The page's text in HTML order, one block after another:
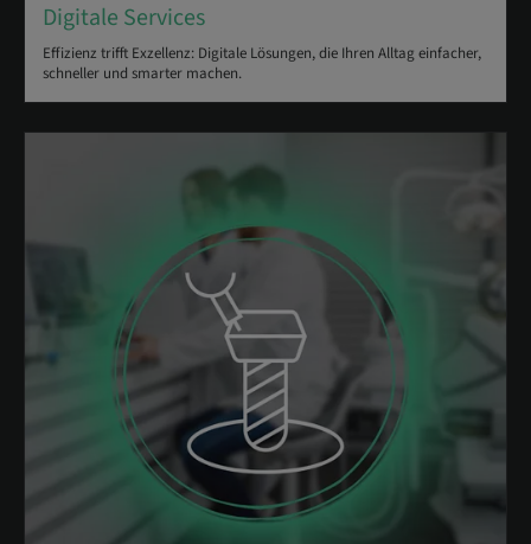
Digitale Services
Effizienz trifft Exzellenz: Digitale Lösungen, die Ihren Alltag einfacher,
schneller und smarter machen.